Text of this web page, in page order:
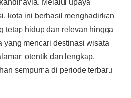
Melalui upaya
kota ini berhasil menghadirkan
tetap hidup dan relevan hingga
yang mencari destinasi wisata
otentik dan lengkap,
sempurna di periode terbaru